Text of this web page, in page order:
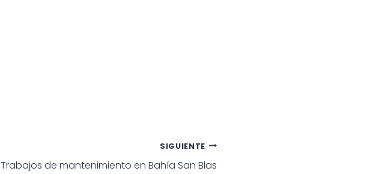
SIGUIENTE
Trabajos de mantenimiento en Bahía San Blas